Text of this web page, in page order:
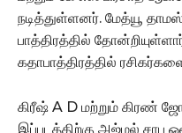
நடித்துள்ளனர். மேத்யூ
பாத்திரத்தில்
கதாபாத்திரத்தில்
கிரீஷ் A D மற்றும் கிரண்
இப்படத்திற்கு அஜ்மல் சாபு